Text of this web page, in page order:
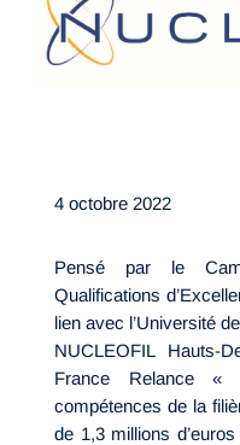
4 octobre 2022
Pensé par le
Qualifications
lien avec l’Université
NUCLEOFIL Hauts-
France Relance «
compétences de la
de 1,3 millions